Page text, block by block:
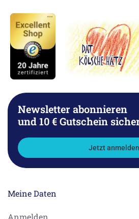
Newsletter abonnieren
und 10 € Gutschein
Jetzt anmelden
Meine Daten
Anmelden